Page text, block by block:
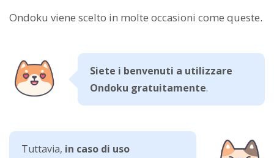
Ondoku viene scelto in molte occasioni come queste.
Siete i benvenuti a utilizzare
Ondoku gratuitamente.
Tuttavia, in caso di uso